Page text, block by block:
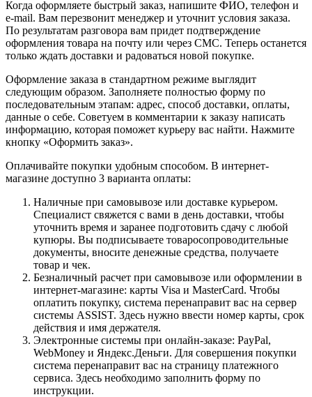
Когда оформляете быстрый заказ, напишите ФИО, телефон и
e-mail. Вам перезвонит менеджер и уточнит условия заказа.
По результатам разговора вам придет подтверждение
оформления товара на почту или через СМС. Теперь останется
только ждать доставки и радоваться новой покупке.
Оформление заказа в стандартном режиме выглядит
следующим образом. Заполняете полностью форму по
последовательным этапам: адрес, способ доставки, оплаты,
данные о себе. Советуем в комментарии к заказу написать
информацию, которая поможет курьеру вас найти. Нажмите
кнопку «Оформить заказ».
Оплачивайте покупки удобным способом. В интернет-
магазине доступно 3 варианта оплаты:
Наличные при самовывозе или доставке курьером.
Специалист свяжется с вами в день доставки, чтобы
уточнить время и заранее подготовить сдачу с любой
купюры. Вы подписываете товаросопроводительные
документы, вносите денежные средства, получаете
товар и чек.
Безналичный расчет при самовывозе или оформлении в
интернет-магазине: карты Visa и MasterCard. Чтобы
оплатить покупку, система перенаправит вас на сервер
системы ASSIST. Здесь нужно ввести номер карты, срок
действия и имя держателя.
Электронные системы при онлайн-заказе: PayPal,
WebMoney и Яндекс.Деньги. Для совершения покупки
система перенаправит вас на страницу платежного
сервиса. Здесь необходимо заполнить форму по
инструкции.